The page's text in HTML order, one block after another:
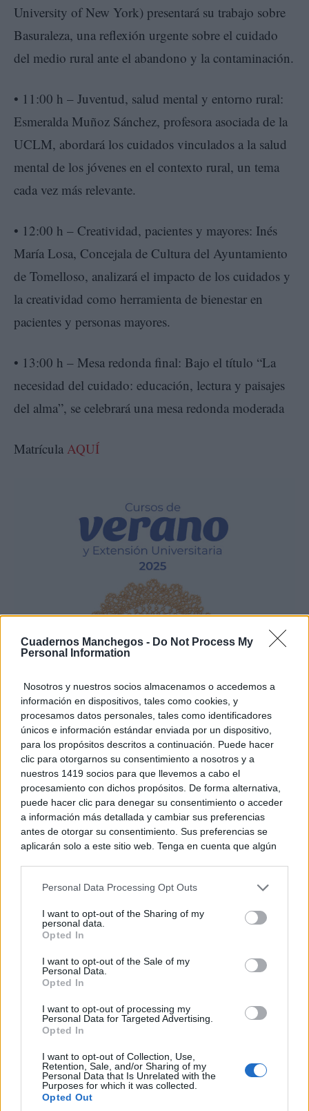
Cuadernos Manchegos - Do Not Process My
Personal Information
Nosotros y nuestros socios almacenamos o accedemos a
información en dispositivos, tales como cookies, y
procesamos datos personales, tales como identificadores
únicos e información estándar enviada por un dispositivo,
para los propósitos descritos a continuación. Puede hacer
clic para otorgarnos su consentimiento a nosotros y a
nuestros 1419 socios para que llevemos a cabo el
procesamiento con dichos propósitos. De forma alternativa,
puede hacer clic para denegar su consentimiento o acceder
a información más detallada y cambiar sus preferencias
antes de otorgar su consentimiento. Sus preferencias se
aplicarán solo a este sitio web. Tenga en cuenta que algún
rechazar tal procesamiento. Puede cambiar sus preferencias
a este sitio y haciendo clic en el botón "Privacidad" en la
parte inferior de la página web.
Please note that this website/app uses one or more Google
services and may gather and store information including but
not limited to your visit or usage behaviour. You may click to
use your data for below specified purposes in below Google
consent section.
Personal Data Processing Opt Outs
I want to opt-out of the Sharing of my
personal data.
Opted In
I want to opt-out of the Sale of my
Personal Data.
Opted In
I want to opt-out of processing my
Personal Data for Targeted Advertising.
Opted In
I want to opt-out of Collection, Use,
Retention, Sale, and/or Sharing of my
Personal Data that Is Unrelated with the
Purposes for which it was collected.
Opted Out
University of New York) presentará su trabajo sobre
Basuraleza, una reflexión urgente sobre el cuidado
del medio rural ante el abandono y la contaminación.
• 11:00 h – Juventud, salud mental y entorno rural:
Esmeralda Muñoz Sánchez, profesora asociada de la
UCLM, abordará los cuidados vinculados a la salud
mental de los jóvenes en el contexto rural, un tema
cada vez más relevante.
• 12:00 h – Creatividad, pacientes y mayores: Inés
María Losa, Concejala de Cultura del Ayuntamiento
de Tomelloso, analizará el impacto de los cuidados y
la creatividad como herramienta de bienestar en
pacientes y personas mayores.
• 13:00 h – Mesa redonda final: Bajo el título “La
necesidad del cuidado: educación, lectura y paisajes
del alma”, se celebrará una mesa redonda moderada
Matrícula AQUÍ